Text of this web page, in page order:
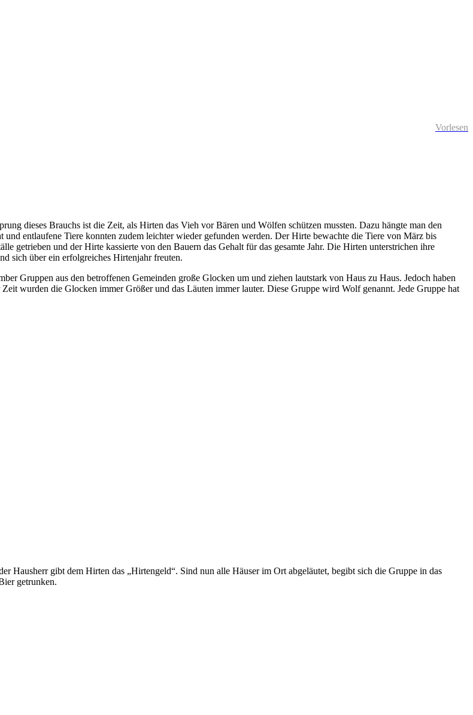
Vorlesen
dieses Brauchs ist die Zeit, als Hirten das Vieh vor Bären und Wölfen schützen mussten. Dazu hängte man den
entlaufene Tiere konnten zudem leichter wieder gefunden werden. Der Hirte bewachte die Tiere von März bis
getrieben und der Hirte kassierte von den Bauern das Gehalt für das gesamte Jahr. Die Hirten unterstrichen ihre
sich über ein erfolgreiches Hirtenjahr freuten.
Gruppen aus den betroffenen Gemeinden große Glocken um und ziehen lautstark von Haus zu Haus. Jedoch haben
wurden die Glocken immer Größer und das Läuten immer lauter. Diese Gruppe wird Wolf genannt. Jede Gruppe hat
Hausherr gibt dem Hirten das „Hirtengeld“. Sind nun alle Häuser im Ort abgeläutet, begibt sich die Gruppe in das
getrunken.